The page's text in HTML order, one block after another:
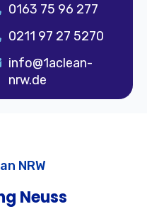
0163 75 96 277
0211 97 27 5270
info@1aclean-
nrw.de
NRW
Neuss